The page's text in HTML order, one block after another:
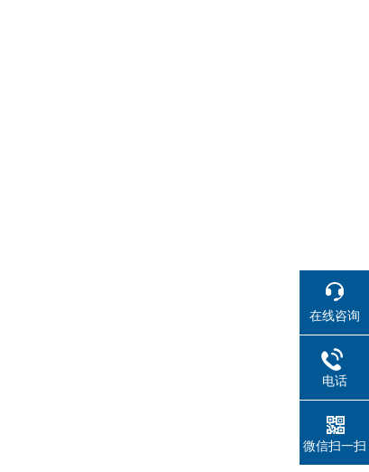
在线咨询
电话
微信扫一扫